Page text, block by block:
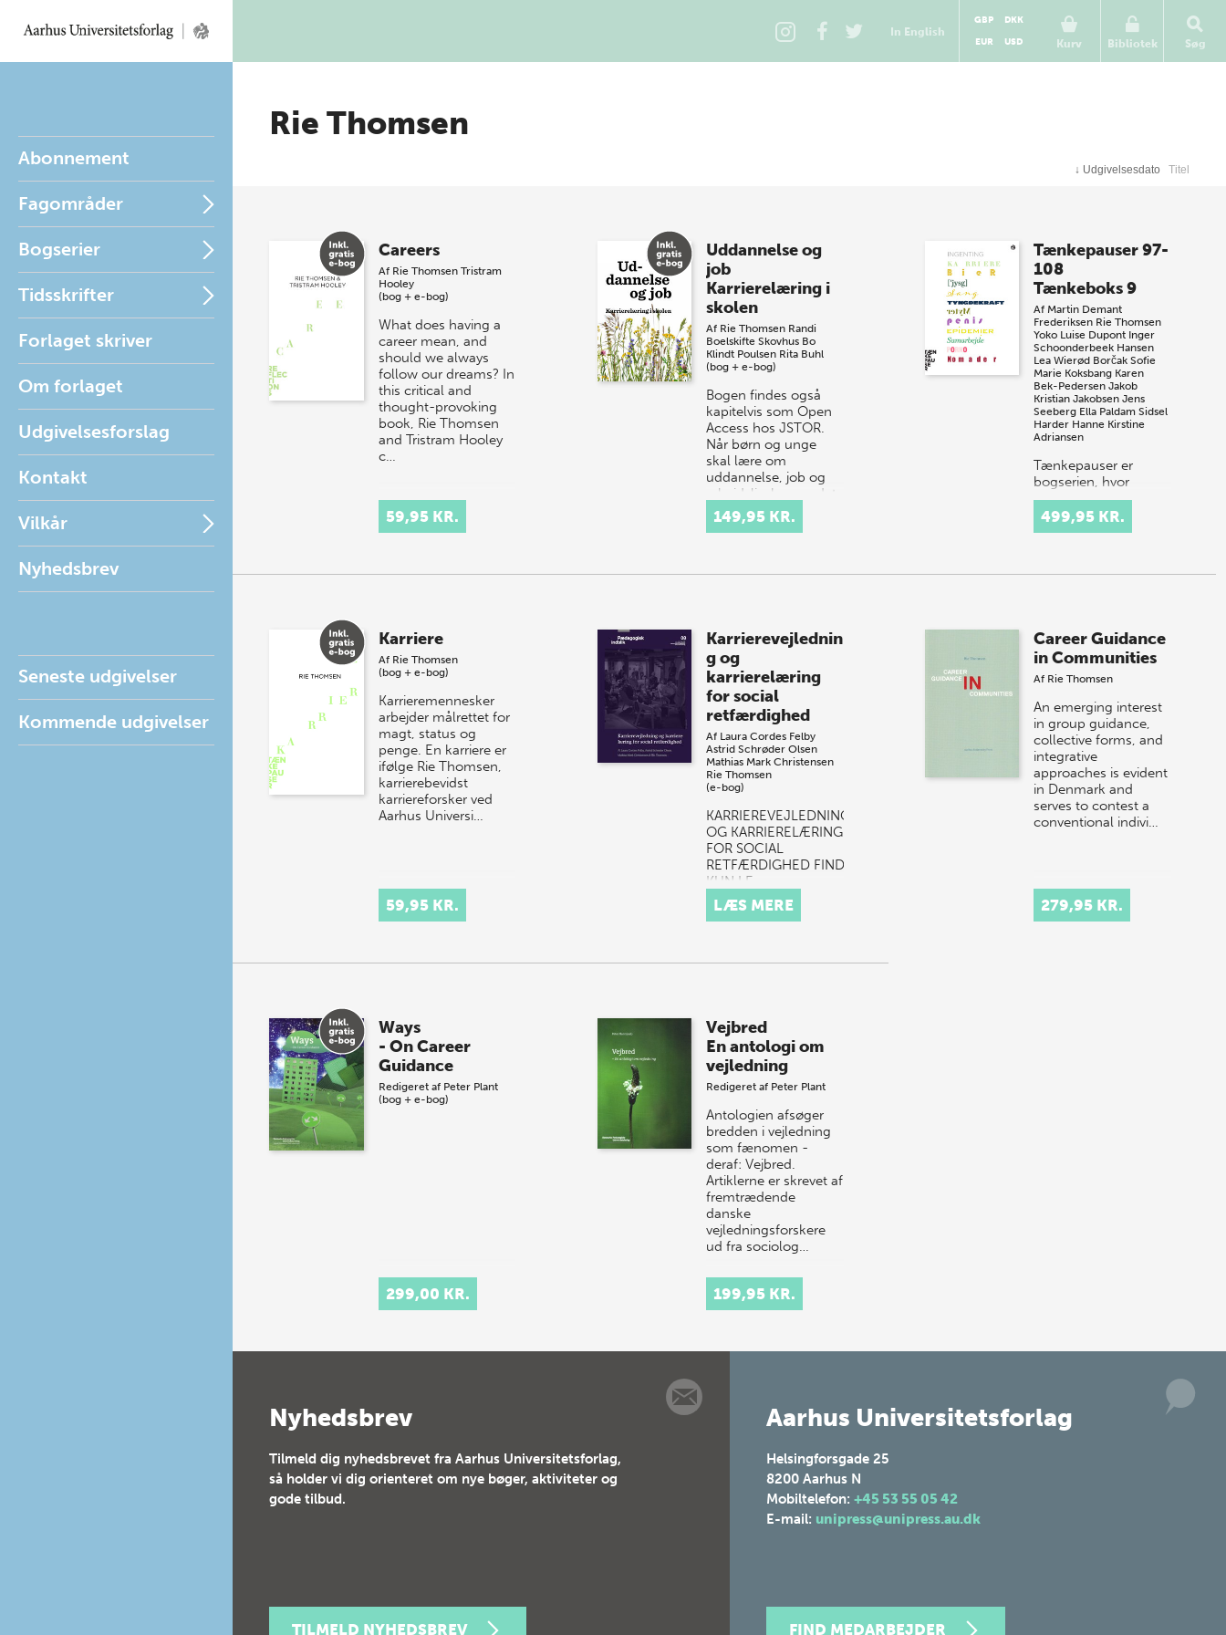
In English
Kurv
GBP
DKK
EUR
USD Bibliotek Søg
Abonnement
Fagområder
Bogserier
Tidsskrifter
Forlaget skriver
Om forlaget
Udgivelsesforslag
Kontakt
Vilkår
Nyhedsbrev
Seneste udgivelser
Kommende udgivelser
Rie Thomsen
↓ Udgivelsesdato Titel
Careers
Af Rie Thomsen Tristram
Hooley
(bog + e-bog)
What does having a
career mean, and
should we always
follow our dreams? In
this critical and
thought-provoking
book, Rie Thomsen
and Tristram Hooley
c…
59,95 KR.
Uddannelse og
job
Karrierelæring i
skolen
Af Rie Thomsen Randi
Boelskifte Skovhus Bo
Klindt Poulsen Rita Buhl
(bog + e-bog)
Bogen findes også
kapitelvis som Open
Access hos JSTOR.
Når børn og unge
skal lære om
uddannelse, job og
arbejdsliv, kræver det,
at lærere og
uddannel…
149,95 KR.
Tænkepauser 97-
108
Tænkeboks 9
Af Martin Demant
Frederiksen Rie Thomsen
Yoko Luise Dupont Inger
Schoonderbeek Hansen
Lea Wierød Borčak Sofie
Marie Koksbang Karen
Bek-Pedersen Jakob
Kristian Jakobsen Jens
Seeberg Ella Paldam Sidsel
Harder Hanne Kirstine
Adriansen
Tænkepauser er
bogserien, hvor
topforskere fra
Aarhus Universitet
formidler deres viden
og tillid. Idéen er at
499,95 KR.
Karriere
Af Rie Thomsen
(bog + e-bog)
Karrieremennesker
arbejder målrettet for
magt, status og
penge. En karriere er
ifølge Rie Thomsen,
karrierebevidst
karriereforsker ved
Aarhus Universi…
59,95 KR.
Karrierevejlednin
g og
karrierelæring
for social
retfærdighed
Af Laura Cordes Felby
Astrid Schrøder Olsen
Mathias Mark Christensen
Rie Thomsen
(e-bog)
KARRIEREVEJLEDNING
OG KARRIERELÆRING
FOR SOCIAL
RETFÆRDIGHED FINDES
KUN I E-
BOGSUDGAVE OG
IKKE SOM TRYKT
LÆS MERE
Career Guidance
in Communities
Af Rie Thomsen
An emerging interest
in group guidance,
collective forms, and
integrative
approaches is evident
in Denmark and
serves to contest a
conventional indivi…
279,95 KR.
Ways
- On Career
Guidance
Redigeret af Peter Plant
(bog + e-bog)
299,00 KR.
Vejbred
En antologi om
vejledning
Redigeret af Peter Plant
Antologien afsøger
bredden i vejledning
som fænomen -
deraf: Vejbred.
Artiklerne er skrevet af
fremtrædende
danske
vejledningsforskere
ud fra sociolog…
199,95 KR.
Nyhedsbrev
Tilmeld dig nyhedsbrevet fra Aarhus Universitetsforlag,
så holder vi dig orienteret om nye bøger, aktiviteter og
gode tilbud.
TILMELD NYHEDSBREV
Aarhus Universitetsforlag
Helsingforsgade 25
8200 Aarhus N
Mobiltelefon: +45 53 55 05 42
E-mail: unipress@unipress.au.dk
FIND MEDARBEJDER